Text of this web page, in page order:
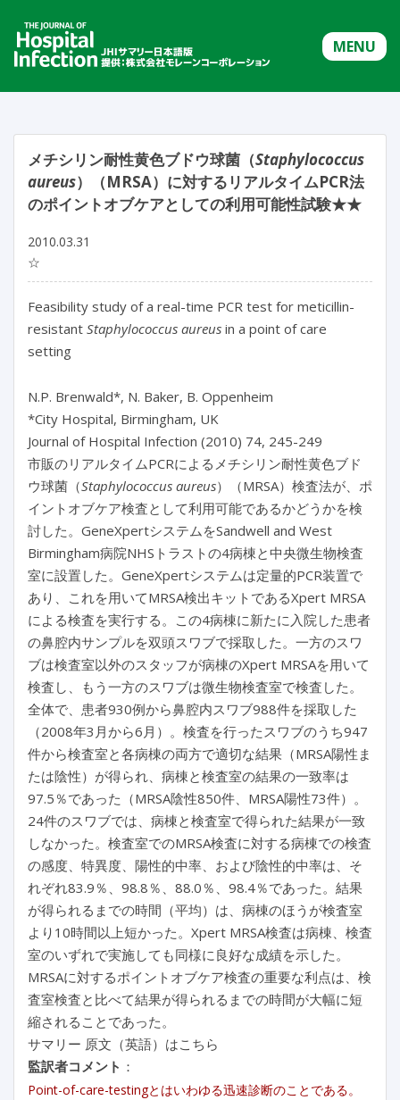
MENU
メチシリン耐性黄色ブドウ球菌（Staphylococcus
aureus）（MRSA）に対するリアルタイムPCR法
のポイントオブケアとしての利用可能性試験★★
2010.03.31
☆
Feasibility study of a real-time PCR test for meticillin-
resistant Staphylococcus aureus in a point of care
setting
N.P. Brenwald*, N. Baker, B. Oppenheim
*City Hospital, Birmingham, UK
Journal of Hospital Infection (2010) 74, 245-249
市販のリアルタイムPCRによるメチシリン耐性黄色ブド
ウ球菌（Staphylococcus aureus）（MRSA）検査法が、ポ
イントオブケア検査として利用可能であるかどうかを検
討した。GeneXpertシステムをSandwell and West
Birmingham病院NHSトラストの4病棟と中央微生物検査
室に設置した。GeneXpertシステムは定量的PCR装置で
あり、これを用いてMRSA検出キットであるXpert MRSA
による検査を実行する。この4病棟に新たに入院した患者
の鼻腔内サンプルを双頭スワブで採取した。一方のスワ
ブは検査室以外のスタッフが病棟のXpert MRSAを用いて
検査し、もう一方のスワブは微生物検査室で検査した。
全体で、患者930例から鼻腔内スワブ988件を採取した
（2008年3月から6月）。検査を行ったスワブのうち947
件から検査室と各病棟の両方で適切な結果（MRSA陽性ま
たは陰性）が得られ、病棟と検査室の結果の一致率は
97.5％であった（MRSA陰性850件、MRSA陽性73件）。
24件のスワブでは、病棟と検査室で得られた結果が一致
しなかった。検査室でのMRSA検査に対する病棟での検査
の感度、特異度、陽性的中率、および陰性的中率は、そ
れぞれ83.9％、98.8％、88.0％、98.4％であった。結果
が得られるまでの時間（平均）は、病棟のほうが検査室
より10時間以上短かった。Xpert MRSA検査は病棟、検査
室のいずれで実施しても同様に良好な成績を示した。
MRSAに対するポイントオブケア検査の重要な利点は、検
査室検査と比べて結果が得られるまでの時間が大幅に短
縮されることであった。
サマリー 原文（英語）はこちら
監訳者コメント ：
Point-of-care-testingとはいわゆる迅速診断のことである。